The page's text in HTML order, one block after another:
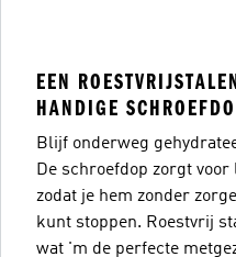
EEN
HANDIGE
Blijf onderweg
De schroefdop zorgt
zodat je hem zonder
kunt stoppen. Roestvrij
wat 'm de perfecte